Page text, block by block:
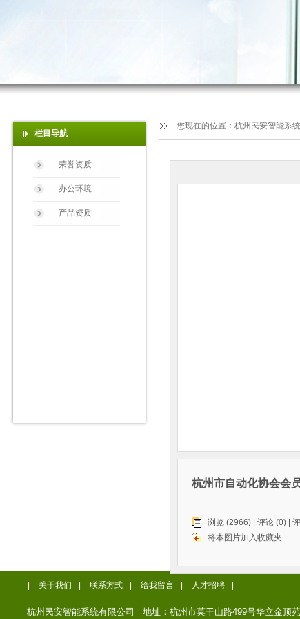
您现在的位置： 杭州民安智能系
栏目导航
荣誉资质
办公环境
产品资质
杭州市自动化协会会
浏览 (2966) | 评论 (0) |
将本图片加入收藏夹
关于我们 联系方式 给我留言 人才招聘
杭州民安智能系统有限公司 地址：杭州市莫干山路499号华立金顶